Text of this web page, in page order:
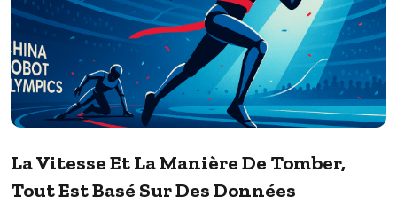
La Vitesse Et La Manière De Tomber,
Tout Est Basé Sur Des Données